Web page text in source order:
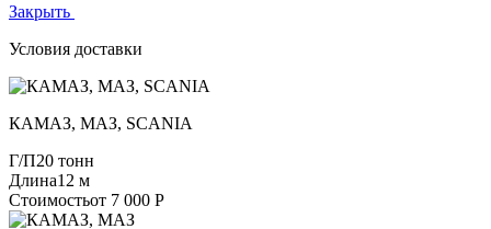
Закрыть
Условия доставки
КАМАЗ, МАЗ, SCANIA
Г/П20 тонн
Длина12 м
Стоимостьот 7 000 Р